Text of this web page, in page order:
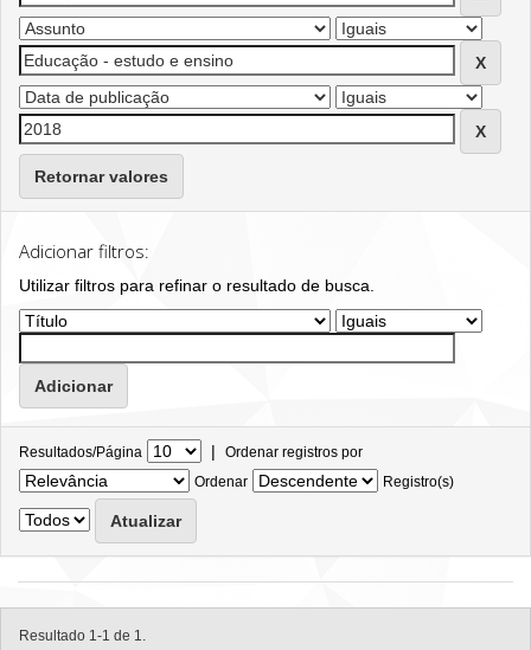
Retornar valores
Adicionar filtros:
Utilizar filtros para refinar o resultado de busca.
Resultados/Página | Ordenar registros por
Ordenar
Registro(s)
Resultado 1-1 de 1.